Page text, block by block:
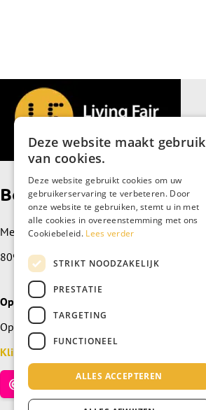
Bezoek de showroom
Meidoornplein 89
8091 JZ Wezep
Openingstijden
Open op afspraak, maak een afspraak.
Klik hier
Deze website maakt gebruik
van cookies.
Deze website gebruikt cookies om uw
gebruikerservaring te verbeteren. Door
onze website te gebruiken, stemt u in met
alle cookies in overeenstemming met ons
Cookiebeleid. Lees verder
STRIKT NOODZAKELIJK
PRESTATIE
TARGETING
FUNCTIONEEL
ALLES ACCEPTEREN